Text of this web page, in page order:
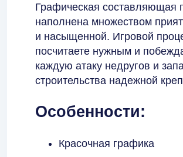
Графическая составляющая
наполнена множеством
и насыщенной. Игровой
посчитаете нужным и
каждую атаку недругов и
строительства надежной
Особенности:
Красочная графика